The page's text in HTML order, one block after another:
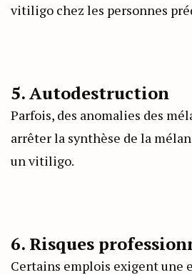
vitiligo chez les personnes
5. Autodestruction
Parfois, des anomalies des
arrêter la synthèse de la
un vitiligo.
6. Risques
Certains emplois exigent une